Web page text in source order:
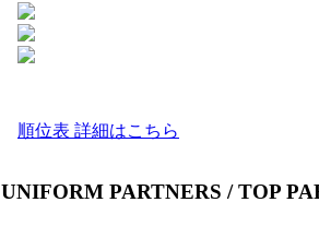
順位表 詳細はこちら
UNIFORM PARTNERS / TOP